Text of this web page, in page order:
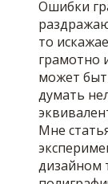
Ошибки
то
грамотно
может
думать
Мне
дизайном